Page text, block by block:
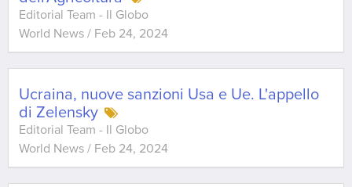
Editorial Team - Il Globo
World News / Feb 24, 2024
Ucraina, nuove sanzioni Usa e Ue. L'appello
di Zelensky
Editorial Team - Il Globo
World News / Feb 24, 2024